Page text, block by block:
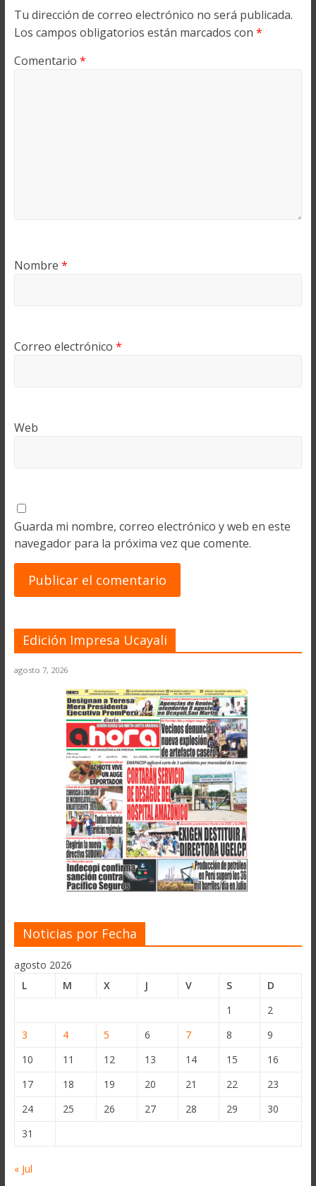
Tu dirección de correo electrónico no será publicada.
Los campos obligatorios están marcados con *
Comentario *
Nombre *
Correo electrónico *
Web
Guarda mi nombre, correo electrónico y web en este
navegador para la próxima vez que comente.
Edición Impresa Ucayali
agosto 7, 2026
Noticias por Fecha
agosto 2026
L
M X J V S
D
1
2
3
4 5 6 7 8
9
10
11 12 13 14 15
16
17
18 19 20 21 22
23
24
25 26 27 28 29
30
31
« Jul